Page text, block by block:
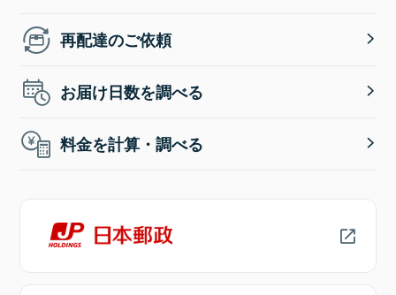
再配達のご依頼
お届け日数を調べる
料金を計算・調べる